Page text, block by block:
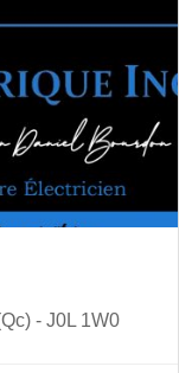
- J0L 1W0